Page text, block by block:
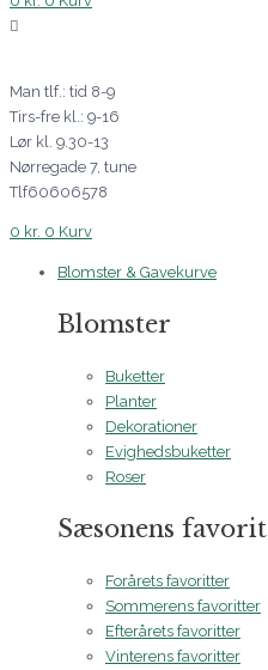
Man tlf.: tid 8-9
Tirs-fre kl.: 9-16
Lør kl. 9.30-13
Nørregade 7, tune
Tlf60606578
0 kr. 0 Kurv
Blomster & Gavekurve
Blomster
Buketter
Planter
Dekorationer
Evighedsbuketter
Roser
Sæsonens
Forårets favoritter
Sommerens favoritter
Efterårets favoritter
Vinterens favoritter